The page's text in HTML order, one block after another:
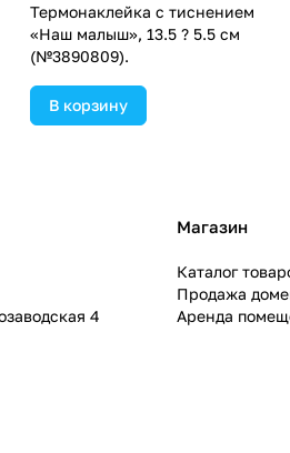
Термонаклейка с тиснением
«Наш малыш», 13.5 ? 5.5 см
(№3890809).
В корзину
4
Магазин
Каталог
Продажа
Аренда